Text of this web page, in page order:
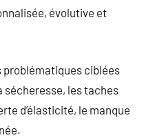
évolutive et
ciblées
sécheresse, les taches
d’élasticité, le manque